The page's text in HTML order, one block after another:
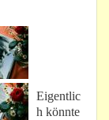
Eigentlic
h könnte